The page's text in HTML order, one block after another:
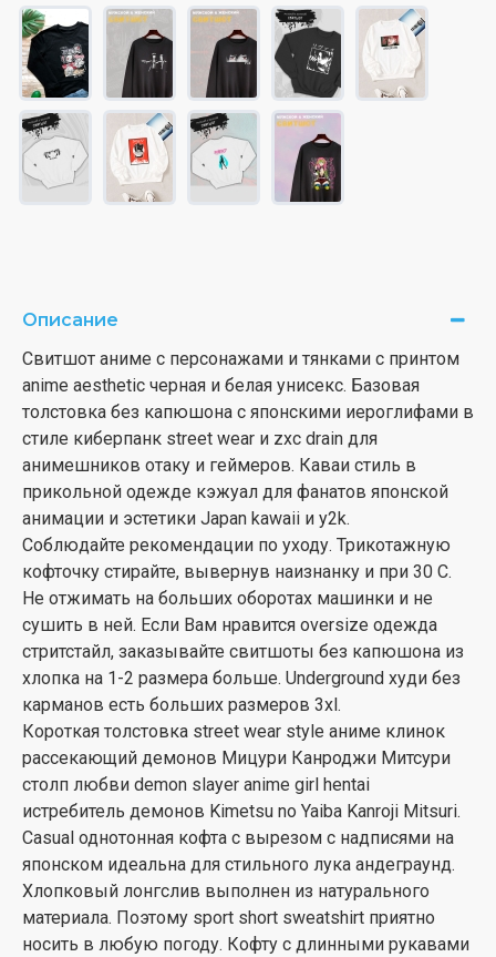
Описание
Свитшот аниме с персонажами и тянками с принтом
anime aesthetic черная и белая унисекс. Базовая
толстовка без капюшона с японскими иероглифами в
стиле киберпанк street wear и zxc drain для
анимешников отаку и геймеров. Каваи стиль в
прикольной одежде кэжуал для фанатов японской
анимации и эстетики Japan kawaii и y2k.
Соблюдайте рекомендации по уходу. Трикотажную
кофточку стирайте, вывернув наизнанку и при 30 С.
Не отжимать на больших оборотах машинки и не
сушить в ней. Если Вам нравится oversize одежда
стритстайл, заказывайте свитшоты без капюшона из
хлопка на 1-2 размера больше. Underground худи без
карманов есть больших размеров 3xl.
Короткая толстовка street wear style аниме клинок
рассекающий демонов Мицури Канроджи Митсури
столп любви demon slayer anime girl hentai
истребитель демонов Kimetsu no Yaiba Kanroji Mitsuri.
Casual однотонная кофта с вырезом с надписями на
японском идеальна для стильного лука андеграунд.
Хлопковый лонгслив выполнен из натурального
материала. Поэтому sport short sweatshirt приятно
носить в любую погоду. Кофту с длинными рукавами